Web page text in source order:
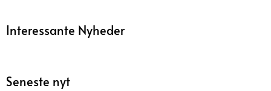
Interessante Nyheder
Seneste nyt